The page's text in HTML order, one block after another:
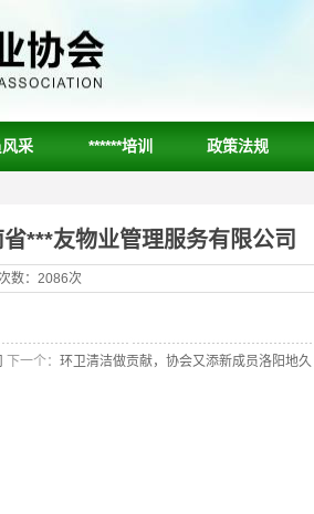
采 ******培训 政策法规
***友物业管理服务有限公司
数：2086次
下一个： 环卫清洁做贡献，协会又添新成员洛阳地久